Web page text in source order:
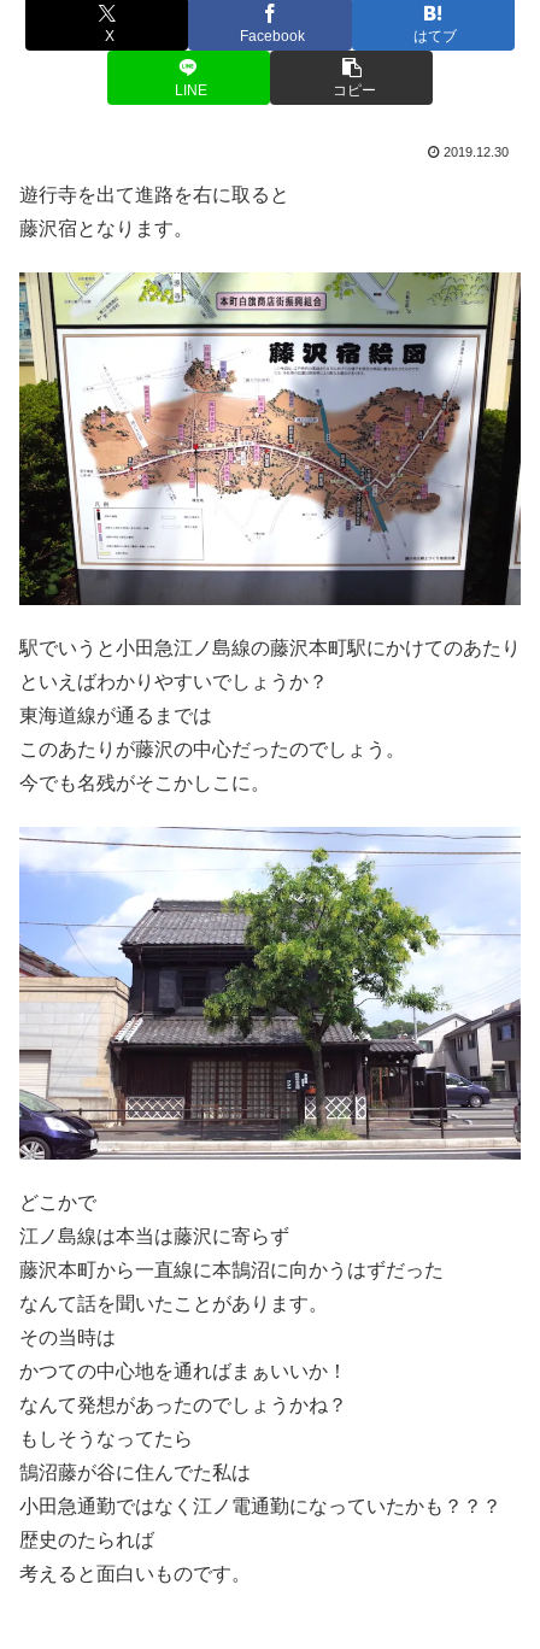
X Facebook はてブ
LINE コピー
2019.12.30
遊行寺を出て進路を右に取ると
藤沢宿となります。
駅でいうと小田急江ノ島線の藤沢本町駅にかけてのあたり
といえばわかりやすいでしょうか？
東海道線が通るまでは
このあたりが藤沢の中心だったのでしょう。
今でも名残がそこかしこに。
どこかで
江ノ島線は本当は藤沢に寄らず
藤沢本町から一直線に本鵠沼に向かうはずだった
なんて話を聞いたことがあります。
その当時は
かつての中心地を通ればまぁいいか！
なんて発想があったのでしょうかね？
もしそうなってたら
鵠沼藤が谷に住んでた私は
小田急通勤ではなく江ノ電通勤になっていたかも？？？
歴史のたられば
考えると面白いものです。